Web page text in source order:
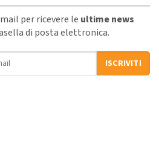
per ricevere le ultime news
di posta elettronica.
ISCRIVITI